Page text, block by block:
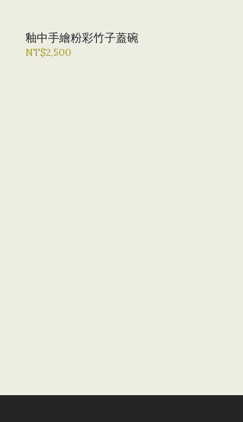
釉中手繪粉彩竹子蓋碗
NT$2,500